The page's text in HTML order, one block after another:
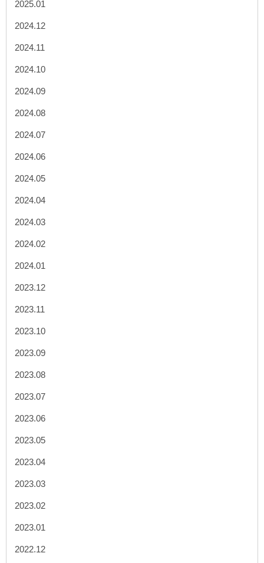
2025.01
2024.12
2024.11
2024.10
2024.09
2024.08
2024.07
2024.06
2024.05
2024.04
2024.03
2024.02
2024.01
2023.12
2023.11
2023.10
2023.09
2023.08
2023.07
2023.06
2023.05
2023.04
2023.03
2023.02
2023.01
2022.12